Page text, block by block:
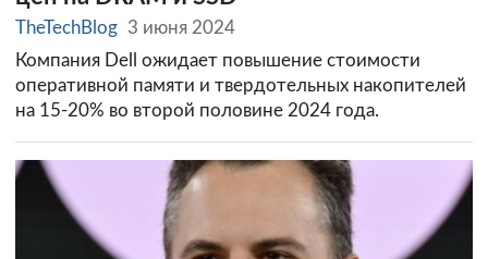
TheTechBlog 3 июня 2024
Компания Dell ожидает повышение стоимости
оперативной памяти и твердотельных накопителей
на 15-20% во второй половине 2024 года.